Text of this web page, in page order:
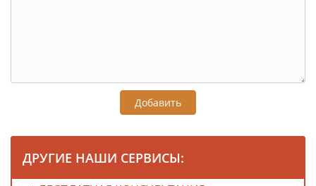
Добавить
ДРУГИЕ НАШИ СЕРВИСЫ: